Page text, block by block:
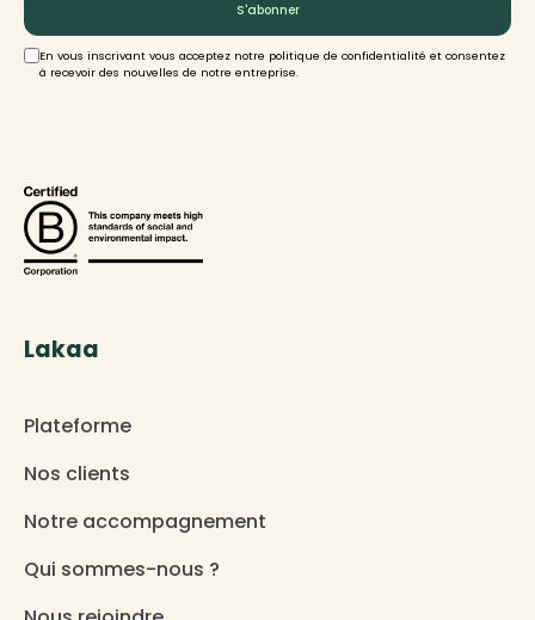
En vous inscrivant vous acceptez notre politique de confidentialité et consentez
à recevoir des nouvelles de notre entreprise.
Lakaa
Plateforme
Nos clients
Notre accompagnement
Qui sommes-nous ?